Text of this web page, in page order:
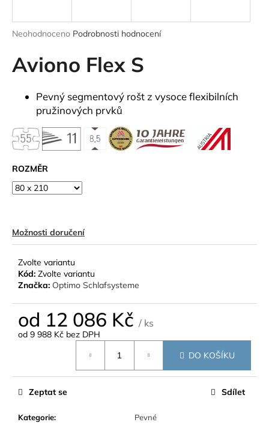
Průměrné
produktu
je
hvězdiček.
Neohodnoceno Podrobnosti hodnocení
Aviono Flex S
Pevný segmentový rošt z vysoce flexibilních
pružinových prvků
ROZMĚR
Možnosti doručení
Zvolte variantu
Kód: Zvolte variantu
Značka: Optimo Schlafsysteme
od 12 086 Kč / ks
od 9 988 Kč bez DPH
DO KOŠÍKU
Kategorie: Pevné
Zeptat se Sdílet
j
t
?
HLEDAT
D
o
r
u
u
m
e